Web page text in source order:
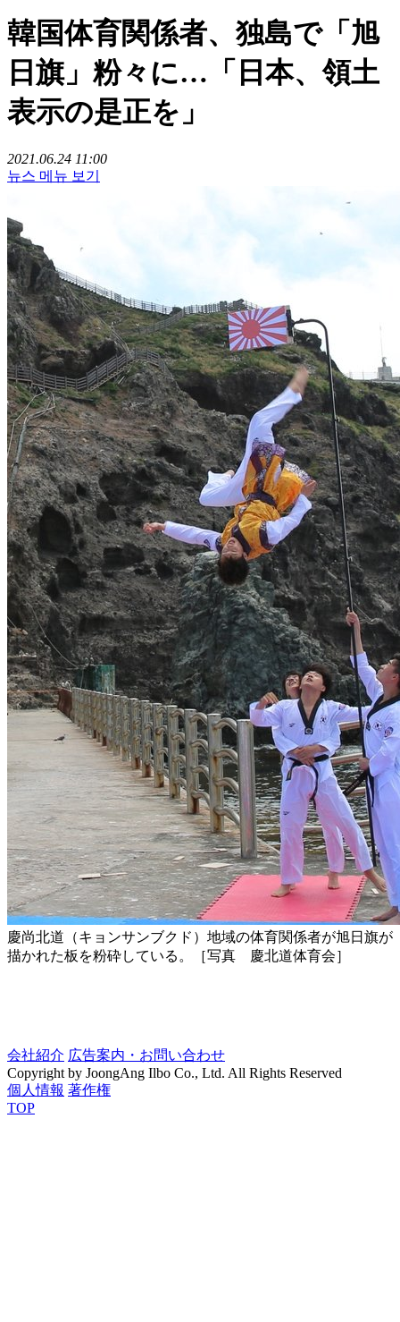
韓国体育関係者、独島で「旭
日旗」粉々に…「日本、領土
表示の是正を」
2021.06.24 11:00
뉴스 메뉴 보기
慶尚北道（キョンサンブクド）地域の体育関係者が旭日旗が
描かれた板を粉砕している。［写真 慶北道体育会］
会社紹介 広告案内・お問い合わせ
Copyright by JoongAng Ilbo Co., Ltd. All Rights Reserved
個人情報 著作権
TOP